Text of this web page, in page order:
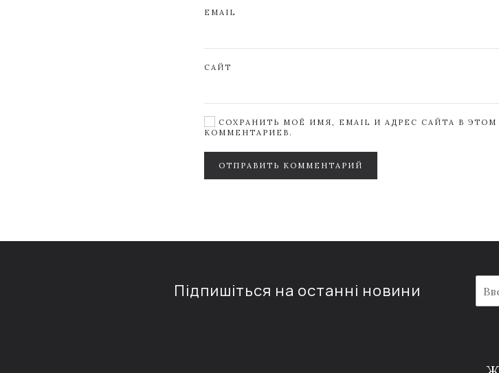
EMAIL
САЙТ
СОХРАНИТЬ МОЁ ИМЯ, EMAIL И АДРЕС САЙТА В
КОММЕНТАРИЕВ.
ОТПРАВИТЬ КОММЕНТАРИЙ
Підпишіться на останні новини
m
a